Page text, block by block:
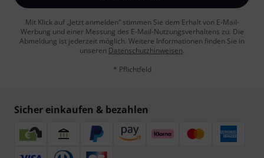
Mit Klick auf „Jetzt anmelden“ stimmen Sie dem Erhalt von E-Mail-
Werbung und einer Messung des E-Mail-Nutzungsverhaltens zu. Die
Abmeldung ist jederzeit möglich. Weitere Informationen finden Sie in
unseren Datenschutzhinweisen.
* Pflichtfeld
Sicher einkaufen & bezahlen